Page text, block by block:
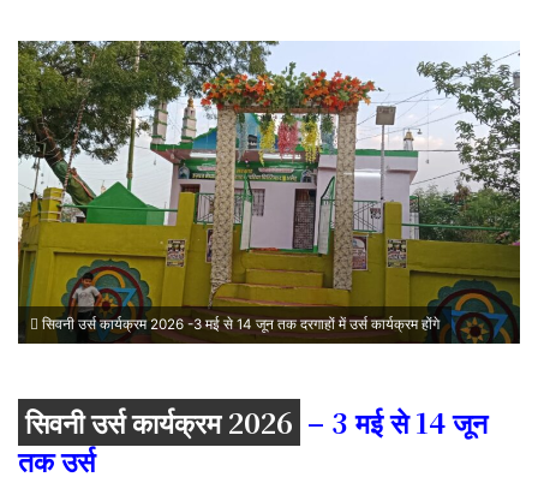
सिवनी उर्स कार्यक्रम 2026 -3 मई से 14 जून तक दरगाहों में उर्स कार्यक्रम होंगे
सिवनी उर्स कार्यक्रम 2026 – 3 मई से 14 जून
तक उर्स